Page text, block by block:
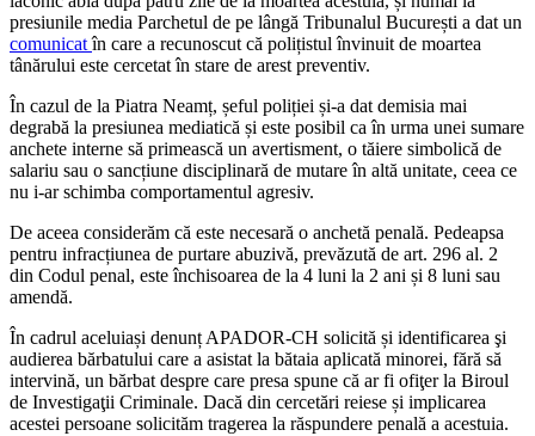
presiunile media Parchetul de pe lângă Tribunalul București a dat un
comunicatîn care a recunoscut că polițistul învinuit de moartea
tânărului este cercetat în stare de arest preventiv.
În cazul de la Piatra Neamț, șeful poliției și-a dat demisia mai
degrabă la presiunea mediatică și este posibil ca în urma unei sumare
anchete interne să primească un avertisment, o tăiere simbolică de
salariu sau o sancțiune disciplinară de mutare în altă unitate, ceea ce
nu i-ar schimba comportamentul agresiv.
De aceea considerăm că este necesară o anchetă penală. Pedeapsa
pentru infracțiunea de purtare abuzivă, prevăzută de art. 296 al. 2
din Codul penal, este închisoarea de la 4 luni la 2 ani și 8 luni sau
amendă.
În cadrul aceluiași denunț APADOR-CH solicită și identificarea şi
audierea bărbatului care a asistat la bătaia aplicată minorei, fără să
intervină, un bărbat despre care presa spune că ar fi ofiţer la Biroul
de Investigaţii Criminale. Dacă din cercetări reiese și implicarea
acestei persoane solicităm tragerea la răspundere penală a acestuia.